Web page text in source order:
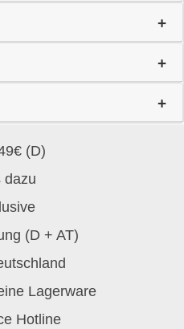
(D)
dazu
(D + AT)
Lagerware
Hotline